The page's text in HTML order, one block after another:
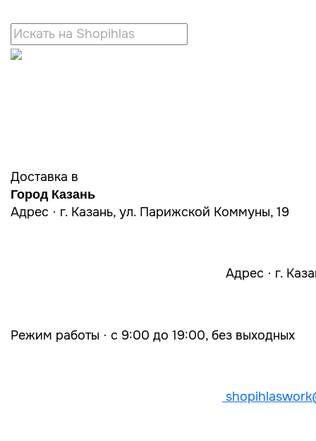
Доставка в
Город Казань
Адрес · г. Казань, ул. Парижской Коммуны, 19
Адрес · г.
Режим работы · с 9:00 до 19:00, без выходных